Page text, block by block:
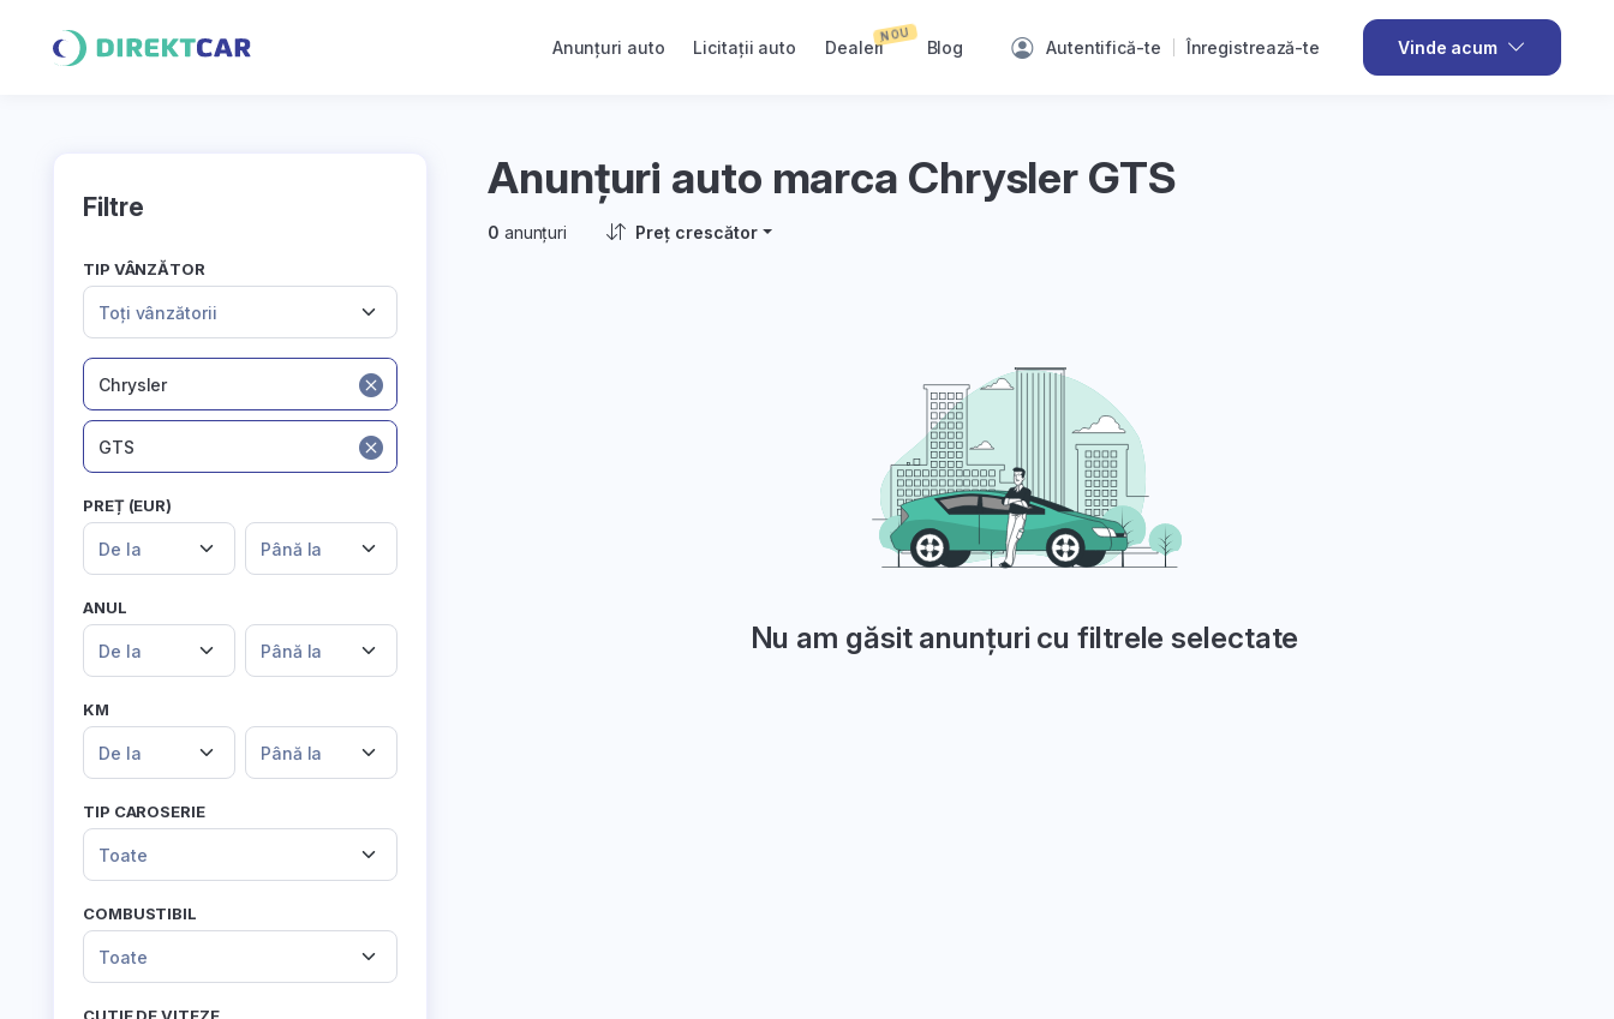
Anunțuri auto Licitații auto Dealeri
NOU
Blog Autentifică-te Înregistrează-te Vinde acum
Filtre
TIP VÂNZĂTOR
Toți vânzătorii
Chrysler
GTS
PREȚ (EUR)
De la Până la
ANUL
De la Până la
KM
De la Până la
TIP CAROSERIE
Toate
COMBUSTIBIL
Toate
Anunțuri auto marca Chrysler GTS
0 anunțuri Preț crescător
Nu am găsit anunțuri cu filtrele selectate